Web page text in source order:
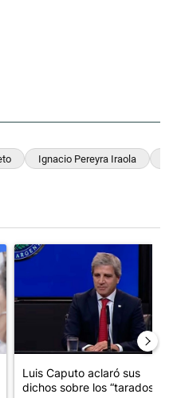
Ignacio Pereyra Iraola
"Kicillof apuntó contra
Un artículo de tendencia con
Luis Caputo aclaró sus
dichos sobre los “tarados” y